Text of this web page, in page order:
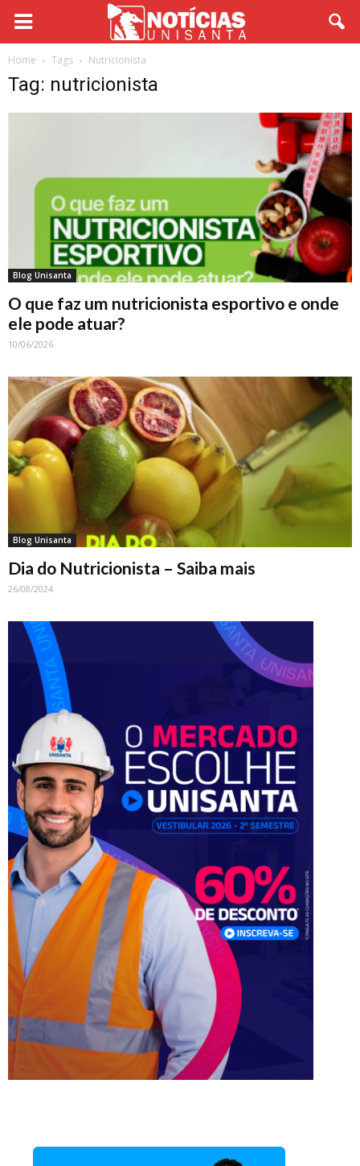
Home Tags Nutricionista
Tag: nutricionista
Blog Unisanta
O que faz um nutricionista esportivo e onde
ele pode atuar?
10/06/2026
Blog Unisanta
Dia do Nutricionista – Saiba mais
26/08/2024